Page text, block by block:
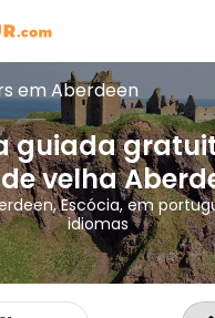
em Aberdeen
guiada
velha
Escócia, em
idiomas